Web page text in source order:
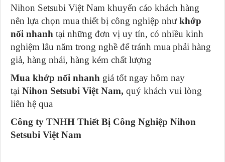
Nihon Setsubi Việt Nam khuyến cáo khách hàng
nên lựa chọn mua thiết bị công nghiệp nhưkhớp
nối nhanh tại những đơn vị uy tín, có nhiều kinh
nghiệm lâu năm trong nghề để tránh mua phải hàng
giả, hàng nhái, hàng kém chất lượng
Mua khớp nối nhanh giá tốt ngay hôm nay
tại Nihon Setsubi Việt Nam, quý khách vui lòng
liên hệ qua
Công ty TNHH Thiết Bị Công Nghiệp Nihon
Setsubi Việt Nam